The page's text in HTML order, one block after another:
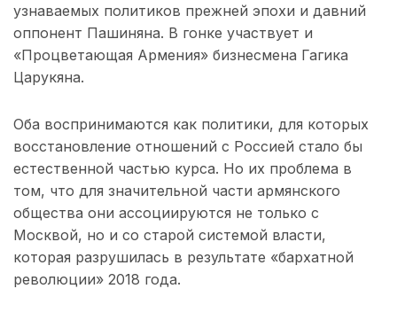
узнаваемых политиков прежней эпохи и давний
оппонент Пашиняна. В гонке участвует и
«Процветающая Армения» бизнесмена Гагика
Царукяна.
Оба воспринимаются как политики, для которых
восстановление отношений с Россией стало бы
естественной частью курса. Но их проблема в
том, что для значительной части армянского
общества они ассоциируются не только с
Москвой, но и со старой системой власти,
которая разрушилась в результате «бархатной
революции» 2018 года.